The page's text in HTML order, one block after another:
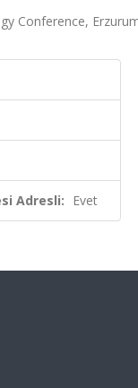
Conference,
Adresli: Evet